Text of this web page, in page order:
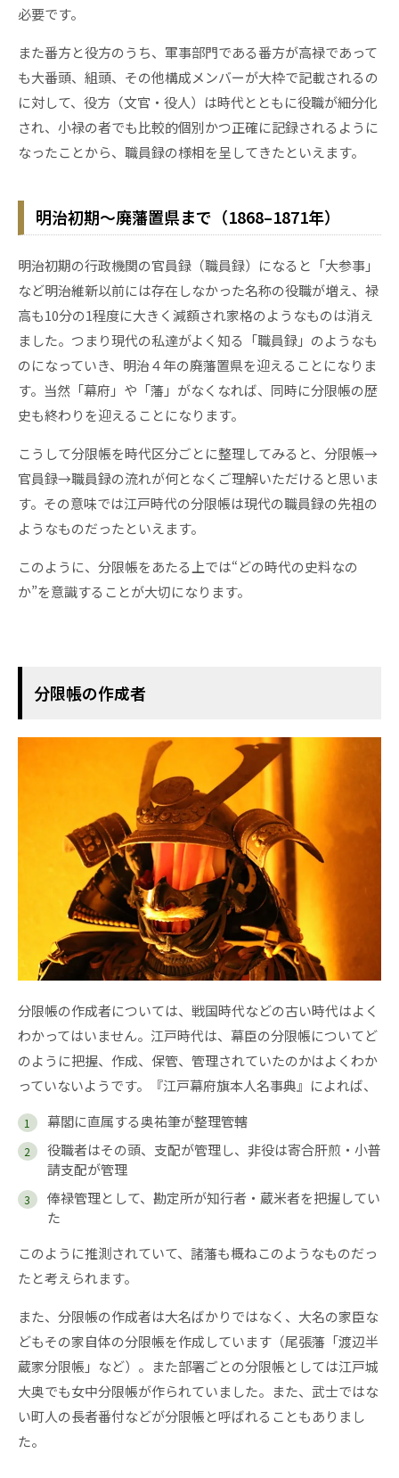
必要です。
また番方と役方のうち、軍事部門である番方が高禄であって
も大番頭、組頭、その他構成メンバーが大枠で記載されるの
に対して、役方（文官・役人）は時代とともに役職が細分化
され、小禄の者でも比較的個別かつ正確に記録されるように
なったことから、職員録の様相を呈してきたといえます。
明治初期～廃藩置県まで（1868–1871年）
明治初期の行政機関の官員録（職員録）になると「大参事」
など明治維新以前には存在しなかった名称の役職が増え、禄
高も10分の1程度に大きく減額され家格のようなものは消え
ました。つまり現代の私達がよく知る「職員録」のようなも
のになっていき、明治４年の廃藩置県を迎えることになりま
す。当然「幕府」や「藩」がなくなれば、同時に分限帳の歴
史も終わりを迎えることになります。
こうして分限帳を時代区分ごとに整理してみると、分限帳→
官員録→職員録の流れが何となくご理解いただけると思いま
す。その意味では江戸時代の分限帳は現代の職員録の先祖の
ようなものだったといえます。
このように、分限帳をあたる上では“どの時代の史料なの
か”を意識することが大切になります。
分限帳の作成者
分限帳の作成者については、戦国時代などの古い時代はよく
わかってはいません。江戸時代は、幕臣の分限帳についてど
のように把握、作成、保管、管理されていたのかはよくわか
っていないようです。『江戸幕府旗本人名事典』によれば、
幕閣に直属する奥祐筆が整理管轄
役職者はその頭、支配が管理し、非役は寄合肝煎・小普
請支配が管理
俸禄管理として、勘定所が知行者・蔵米者を把握してい
た
このように推測されていて、諸藩も概ねこのようなものだっ
たと考えられます。
また、分限帳の作成者は大名ばかりではなく、大名の家臣な
どもその家自体の分限帳を作成しています（尾張藩「渡辺半
蔵家分限帳」など）。また部署ごとの分限帳としては江戸城
大奥でも女中分限帳が作られていました。また、武士ではな
い町人の長者番付などが分限帳と呼ばれることもありまし
た。